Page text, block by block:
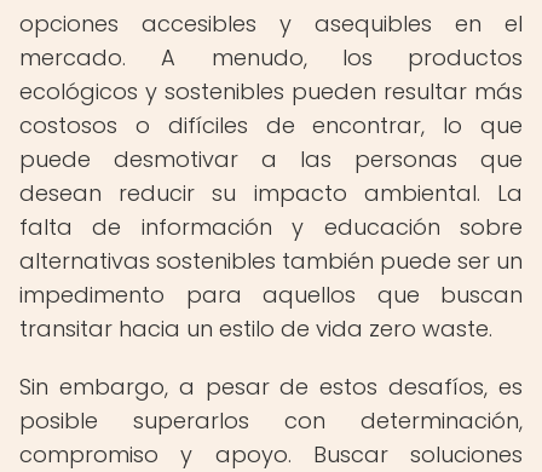
opciones accesibles y asequibles en el
mercado. A menudo, los productos
ecológicos y sostenibles pueden resultar más
costosos o difíciles de encontrar, lo que
puede desmotivar a las personas que
desean reducir su impacto ambiental. La
falta de información y educación sobre
alternativas sostenibles también puede ser un
impedimento para aquellos que buscan
transitar hacia un estilo de vida zero waste.
Sin embargo, a pesar de estos desafíos, es
posible superarlos con determinación,
compromiso y apoyo. Buscar soluciones